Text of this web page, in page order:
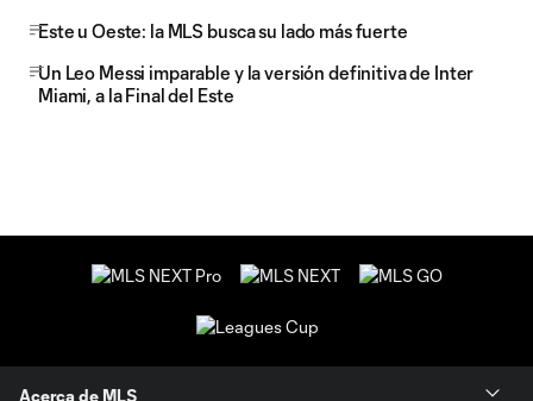
Este u Oeste: la MLS busca su lado más fuerte
Un Leo Messi imparable y la versión definitiva de Inter
Miami, a la Final del Este
Acerca de MLS